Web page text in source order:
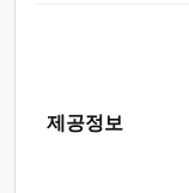
제공정보